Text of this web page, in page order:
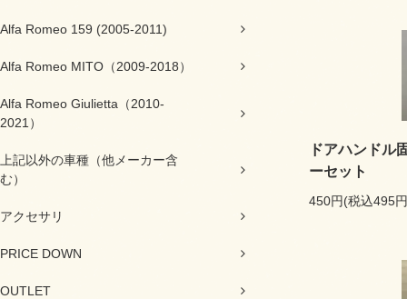
Alfa Romeo 159 (2005-2011)
Alfa Romeo MITO（2009-2018）
Alfa Romeo Giulietta（2010-
2021）
上記以外の車種（他メーカー含
む）
アクセサリ
PRICE DOWN
OUTLET
ドアハンドル
ーセット
450円(税込495